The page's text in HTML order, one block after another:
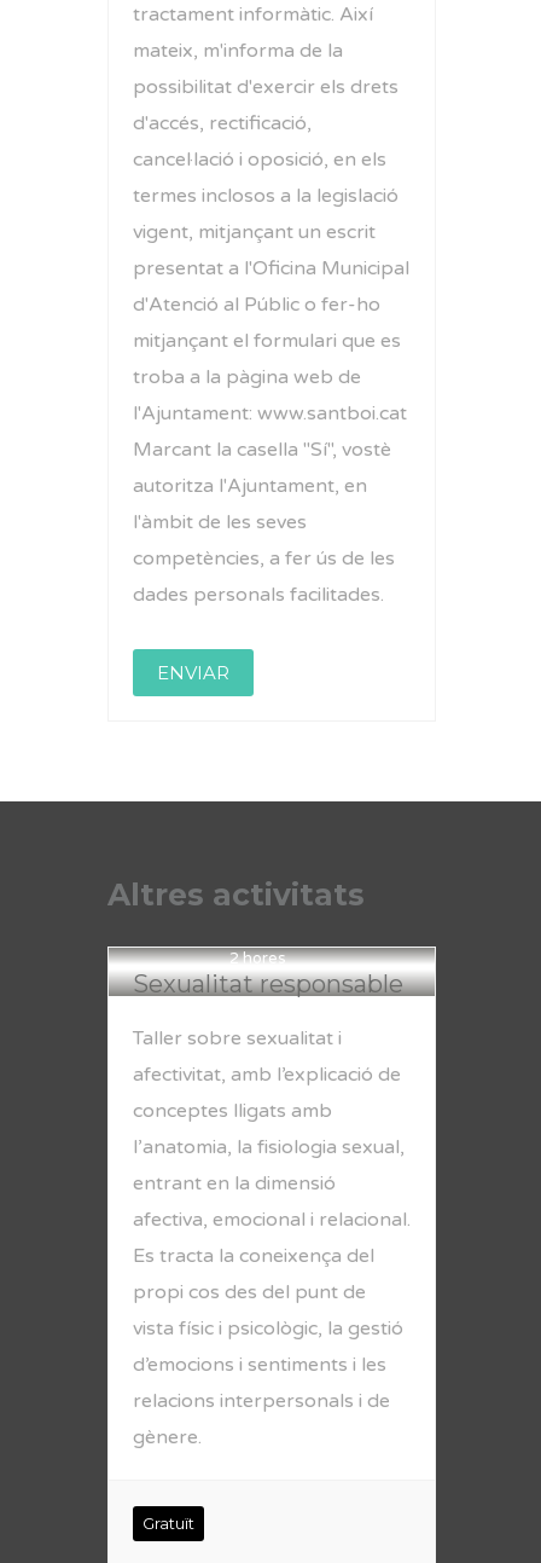
tractament informàtic. Així
mateix, m'informa de la
possibilitat d'exercir els drets
d'accés, rectificació,
cancel·lació i oposició, en els
termes inclosos a la legislació
vigent, mitjançant un escrit
presentat a l'Oficina Municipal
d'Atenció al Públic o fer-ho
mitjançant el formulari que es
troba a la pàgina web de
l'Ajuntament: www.santboi.cat
Marcant la casella "Sí", vostè
autoritza l'Ajuntament, en
l'àmbit de les seves
competències, a fer ús de les
dades personals facilitades.
Altres activitats
2 hores
Sexualitat responsable
Taller sobre sexualitat i
afectivitat, amb l’explicació de
conceptes lligats amb
l’anatomia, la fisiologia sexual,
entrant en la dimensió
afectiva, emocional i relacional.
Es tracta la coneixença del
propi cos des del punt de
vista físic i psicològic, la gestió
d’emocions i sentiments i les
relacions interpersonals i de
gènere.
Gratuït